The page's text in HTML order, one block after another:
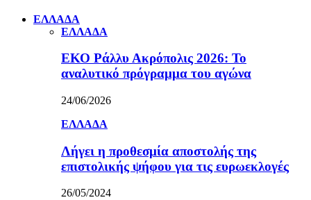
ΕΛΛΑΔΑ
ΕΛΛΑΔΑ
ΕΚΟ Ράλλυ Ακρόπολις 2026: Το
αναλυτικό πρόγραμμα του αγώνα
24/06/2026
ΕΛΛΑΔΑ
Λήγει η προθεσμία αποστολής της
επιστολικής ψήφου για τις ευρωεκλογές
26/05/2024